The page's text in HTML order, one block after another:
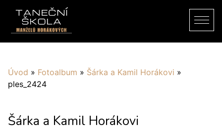
Úvod » Fotoalbum » Šárka a Kamil Horákovi »
ples_2424
Šárka a Kamil Horákovi